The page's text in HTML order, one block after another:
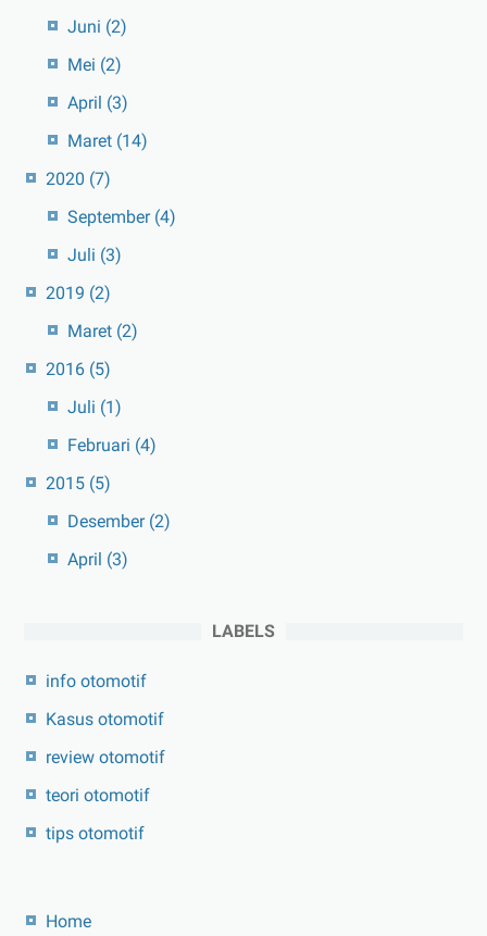
Juni (2)
Mei (2)
April (3)
Maret (14)
2020 (7)
September (4)
Juli (3)
2019 (2)
Maret (2)
2016 (5)
Juli (1)
Februari (4)
2015 (5)
Desember (2)
April (3)
LABELS
info otomotif
Kasus otomotif
review otomotif
teori otomotif
tips otomotif
Home